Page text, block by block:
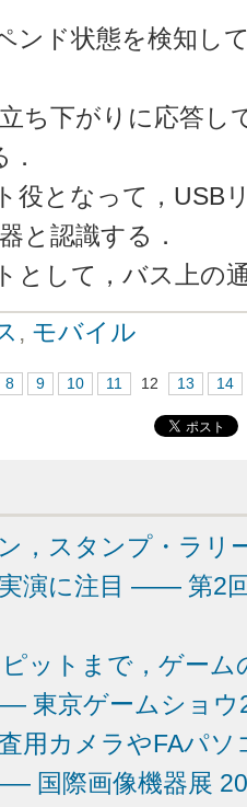
ンド状態を検知し
ち下がりに応答し
役となって，USB
と認識する．
として，バス上の
, モバイル
8 9 10 11 12 13 14
，スタンプ・ラリ
演に注目 ―― 第2
ットまで，ゲーム
東京ゲームショウ
用カメラやFAパソ
国際画像機器展